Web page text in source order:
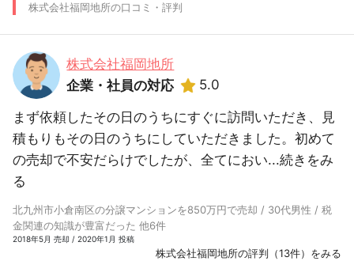
株式会社福岡地所の口コミ・評判
株式会社福岡地所
企業・社員の対応
5.0
まず依頼したその日のうちにすぐに訪問いただき、見
積もりもその日のうちにしていただきました。初めて
の売却で不安だらけでしたが、全てにおい...続きをみ
る
北九州市小倉南区の分譲マンションを850万円で売却 / 30代男性 / 税
金関連の知識が豊富だった 他6件
2018年5月 売却 / 2020年1月 投稿
株式会社福岡地所の評判（13件）をみる